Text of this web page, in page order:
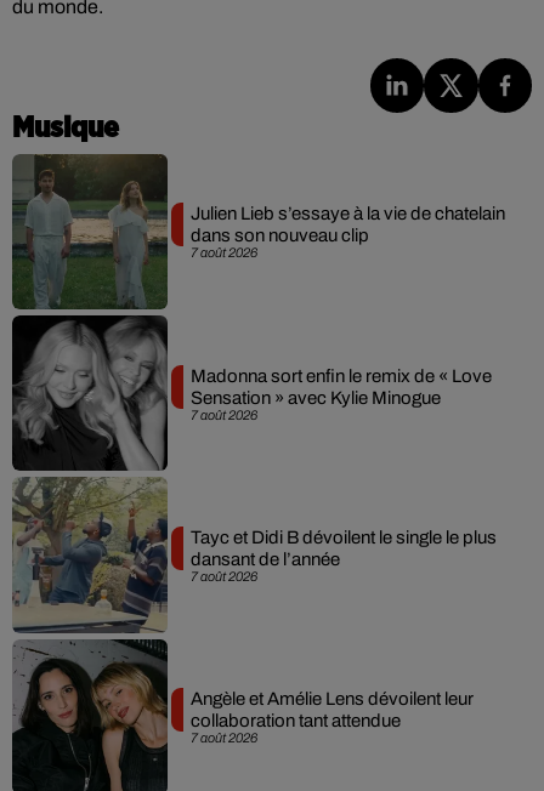
du monde.
Musique
7 août 2026
Julien Lieb s’essaye à la vie de chatelain
dans son nouveau clip
7 août 2026
Madonna sort enfin le remix de « Love
Sensation » avec Kylie Minogue
7 août 2026
Tayc et Didi B dévoilent le single le plus
dansant de l’année
7 août 2026
Angèle et Amélie Lens dévoilent leur
collaboration tant attendue